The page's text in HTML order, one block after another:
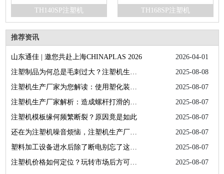
TH140SP注塑机 TH168SP注塑机
推荐资讯
山东通佳 | 邀您共赴上海CHINAPLAS 2026
2026-04-01
注塑制品为何总是毛刺过大？注塑机生产厂家为您答疑解惑
2025-08-08
注塑机生产厂家为您解读：使用塑化装置的正确方法
2025-08-07
注塑机生产厂家解析：造成螺杆打滑的具体因素
2025-08-07
注塑机模板缘何频繁断裂？原因竟是如此
2025-08-07
还在为注塑机噪音烦恼，注塑机生产厂家为您排忧解难
2025-08-07
塑料加工设备进水后除了断电别忘了这些操作
2025-08-07
注塑机价格如何定位？玩转市场后方可找出关键因素
2025-08-07